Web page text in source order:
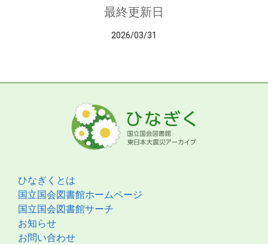
最終更新日
2026/03/31
ひなぎくとは
国立国会図書館ホームページ
国立国会図書館サーチ
お知らせ
お問い合わせ